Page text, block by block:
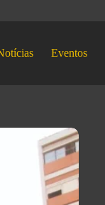
Eventos